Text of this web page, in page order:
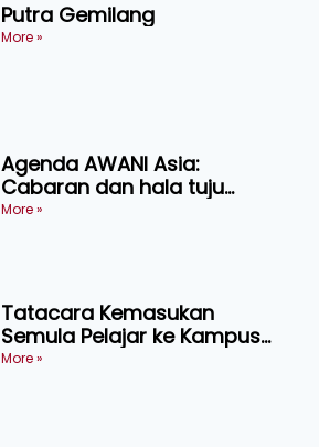
Putra Gemilang
More »
Agenda AWANI Asia:
Cabaran dan hala tuju
industri kenderaan elektrik
More »
Tatacara Kemasukan
Semula Pelajar ke Kampus
Semester Kedua Sesi
More »